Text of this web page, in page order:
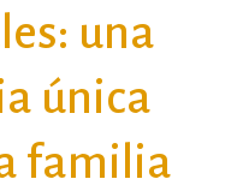
una
única
familia